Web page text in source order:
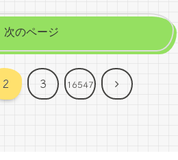
次のページ
2 3 16547
次